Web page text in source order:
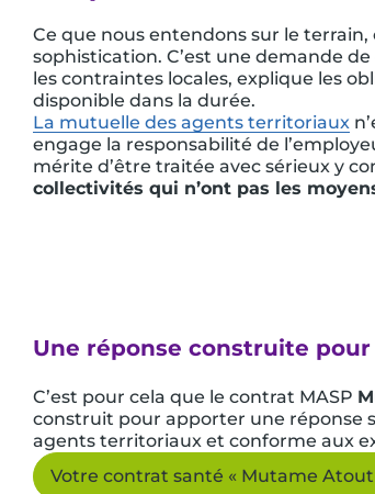
Ce que nous entendons sur le
sophistication. C’est une demande
les contraintes locales, explique les
disponible dans la durée.
La mutuelle des agents territoriaux
engage la responsabilité de
mérite d’être traitée avec sérieux y
collectivités qui n’ont pas les
Une réponse construite
C’est pour cela que le contrat MASP
construit pour apporter une réponse
agents territoriaux et conforme aux
Votre contrat santé « Mutame Atout